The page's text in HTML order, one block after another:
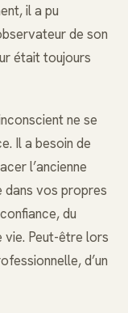
il a pu
de son
était toujours
ne se
Il a besoin de
l’ancienne
dans vos propres
du
vie. Peut-être lors
d’un